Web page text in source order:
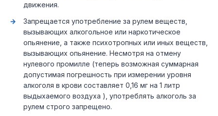
движения.
Запрещается употребление за рулем веществ,
вызывающих алкогольное или наркотическое
опьянение, а также психотропных или иных веществ,
вызывающих опьянение. Несмотря на отмену
нулевого промилле (теперь возможная суммарная
допустимая погрешность при измерении уровня
алкоголя в крови составляет 0,16 мг на 1 литр
выдыхаемого воздуха ), употреблять алкоголь за
рулем строго запрещено.